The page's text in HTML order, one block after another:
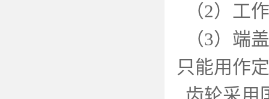
（2）工
（3）端
只能用作